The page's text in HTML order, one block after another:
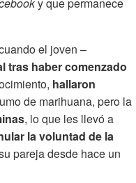
y que permanece
el joven –
tras haber comenzado
hallaron
de marihuana, pero la
, lo que les llevó a
la voluntad de la
pareja desde hace un